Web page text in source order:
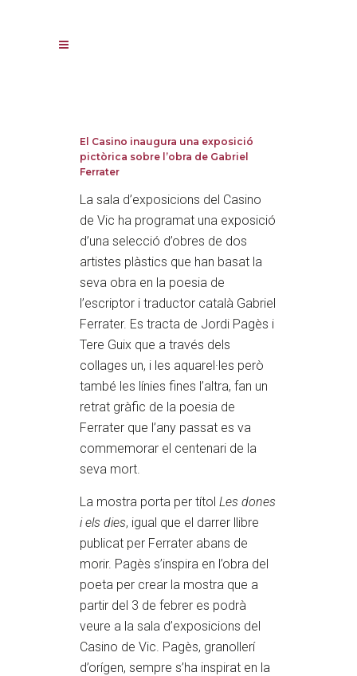
El Casino inaugura una exposició
pictòrica sobre l’obra de Gabriel
Ferrater
La sala d’exposicions del Casino
de Vic ha programat una exposició
d’una selecció d’obres de dos
artistes plàstics que han basat la
seva obra en la poesia de
l’escriptor i traductor català Gabriel
Ferrater. Es tracta de Jordi Pagès i
Tere Guix que a través dels
collages un, i les aquarel·les però
també les línies fines l’altra, fan un
retrat gràfic de la poesia de
Ferrater que l’any passat es va
commemorar el centenari de la
seva mort.
La mostra porta per títol Les dones
i els dies, igual que el darrer llibre
publicat per Ferrater abans de
morir. Pagès s’inspira en l’obra del
poeta per crear la mostra que a
partir del 3 de febrer es podrà
veure a la sala d’exposicions del
Casino de Vic. Pagès, granollerí
d’orígen, sempre s’ha inspirat en la